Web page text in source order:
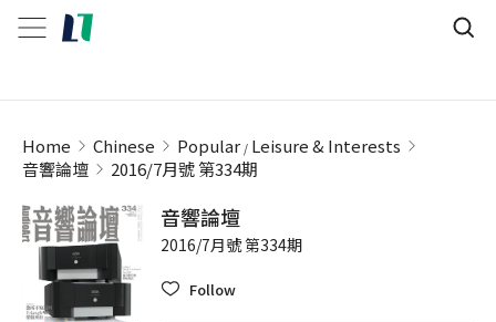
Home Chinese Popular Leisure & Interests
音響論壇
2016/7月號 第334期
音響論壇
2016/7月號 第334期
Follow